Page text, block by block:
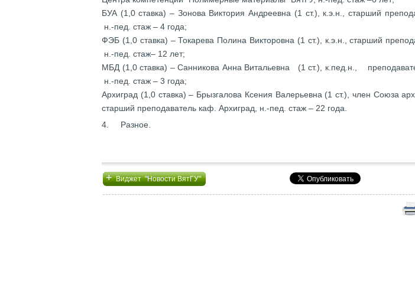
БУА (1,0 ставка) – Зонова Виктория Андреевна (1 ст.), к.э.н., старший
н.-пед. стаж – 4 года;
ФЭБ (1,0 ставка) – Токарева Полина Викторовна (1 ст.), к.э.н., старший
н.-пед. стаж– 12 лет;
МБД (1,0 ставка) – Санникова Анна Витальевна (1 ст.), к.пед.н.,
н.-пед. стаж – 3 года;
Архиград (1,0 ставка) – Брызгалова Ксения Валерьевна (1 ст.), член Союза
старший преподаватель каф. Архиград, н.-пед. стаж – 22 года.
4. Разное.
+Виджет "Новости ВятГУ"